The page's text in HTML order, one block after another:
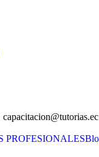
capacitacion@tutorias.ec
PROFESIONALES